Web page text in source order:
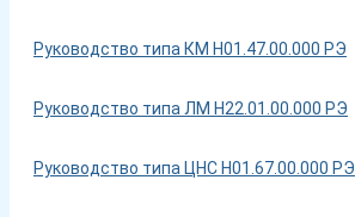
Руководство типа КМ Н01.47.00.000 РЭ
Руководство типа ЛМ Н22.01.00.000 РЭ
Руководство типа ЦНС Н01.67.00.000 РЭ